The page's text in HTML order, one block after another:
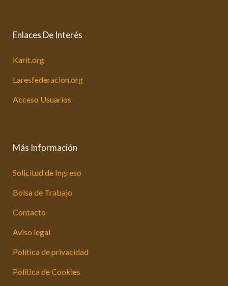
Enlaces De Interés
Karit.org
Laresfederacion.org
Acceso Usuarios
Más Información
Solicitud de Ingreso
Bolsa de Trabajo
Contacto
Aviso legal
Política de privacidad
Política de Cookies